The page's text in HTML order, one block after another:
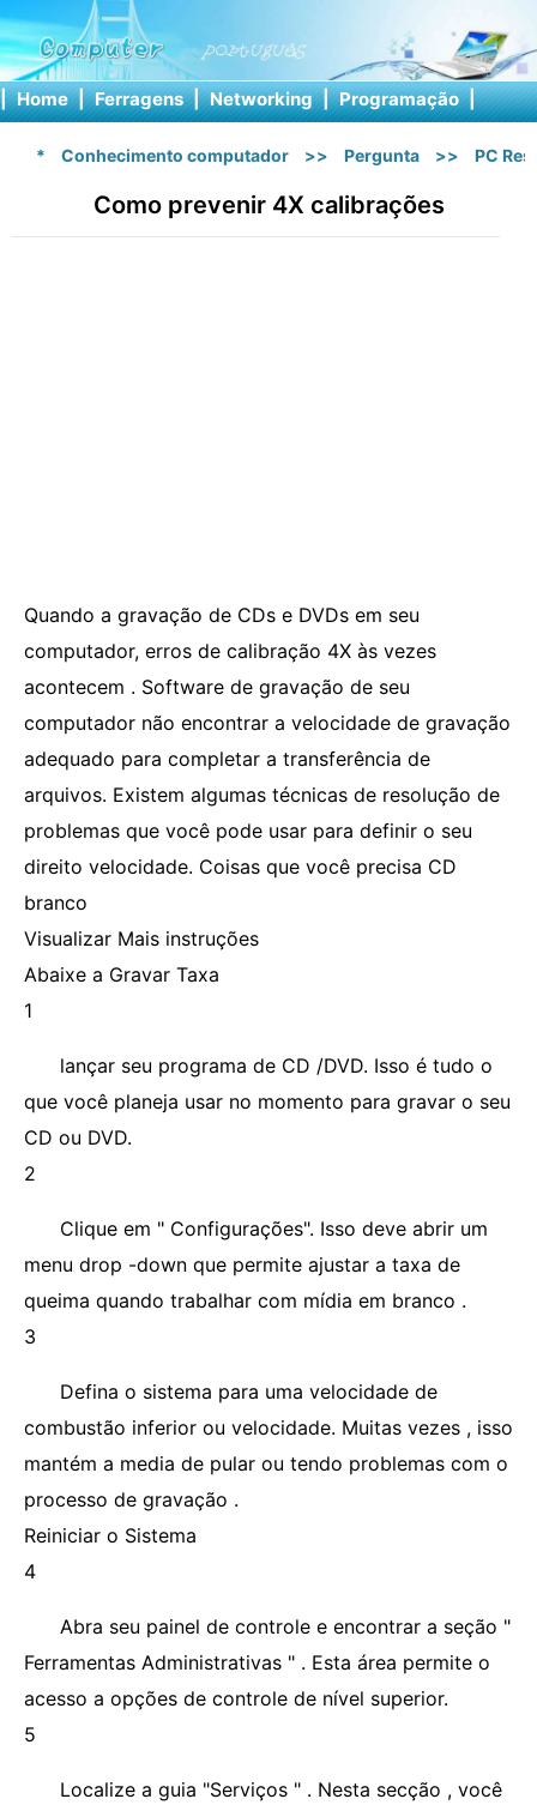
| Home | Ferragens | Networking | Programação |
* Conhecimento computador >> Pergunta >> PC
Como prevenir 4X calibrações
Quando a gravação de CDs e DVDs em seu
computador, erros de calibração 4X às vezes
acontecem . Software de gravação de seu
computador não encontrar a velocidade de gravação
adequado para completar a transferência de
arquivos. Existem algumas técnicas de resolução de
problemas que você pode usar para definir o seu
direito velocidade. Coisas que você precisa CD
branco
Visualizar Mais instruções
Abaixe a Gravar Taxa
1
lançar seu programa de CD /DVD. Isso é tudo o
que você planeja usar no momento para gravar o seu
CD ou DVD.
2
Clique em " Configurações". Isso deve abrir um
menu drop -down que permite ajustar a taxa de
queima quando trabalhar com mídia em branco .
3
Defina o sistema para uma velocidade de
combustão inferior ou velocidade. Muitas vezes , isso
mantém a media de pular ou tendo problemas com o
processo de gravação .
Reiniciar o Sistema
4
Abra seu painel de controle e encontrar a seção "
Ferramentas Administrativas " . Esta área permite o
acesso a opções de controle de nível superior.
5
Localize a guia "Serviços " . Nesta secção , você